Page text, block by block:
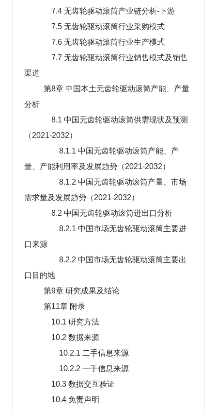
7.4 无齿轮驱动滚筒产业链分析-下游
7.5 无齿轮驱动滚筒行业采购模式
7.6 无齿轮驱动滚筒行业生产模式
7.7 无齿轮驱动滚筒行业销售模式及销售
渠道
第8章 中国本土无齿轮驱动滚筒产能、产量
分析
8.1 中国无齿轮驱动滚筒供需现状及预测
（2021-2032）
8.1.1 中国无齿轮驱动滚筒产能、产
量、产能利用率及发展趋势（2021-2032）
8.1.2 中国无齿轮驱动滚筒产量、市场
需求量及发展趋势（2021-2032）
8.2 中国无齿轮驱动滚筒进出口分析
8.2.1 中国市场无齿轮驱动滚筒主要进
口来源
8.2.2 中国市场无齿轮驱动滚筒主要出
口目的地
第9章 研究成果及结论
第11章 附录
10.1 研究方法
10.2 数据来源
10.2.1 二手信息来源
10.2.2 一手信息来源
10.3 数据交互验证
10.4 免责声明